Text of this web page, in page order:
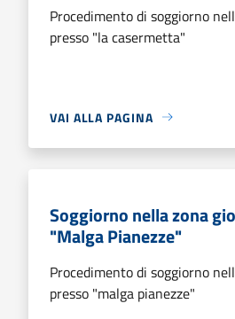
Procedimento di soggiorno
presso "la casermetta"
VAI ALLA PAGINA
Soggiorno nella zona
"Malga Pianezze"
Procedimento di soggiorno
presso "malga pianezze"